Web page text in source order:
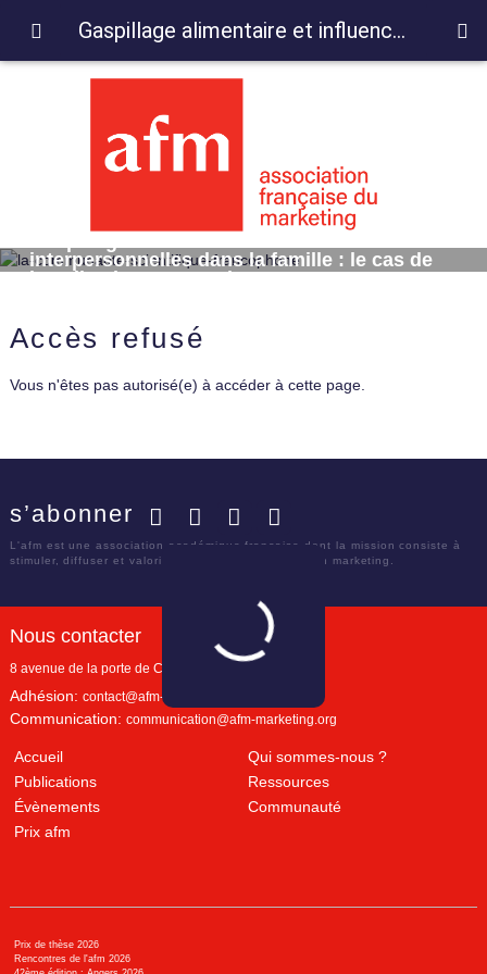
interpersonnelles dans la famille : le cas de
l'application too-good-to-go
Accès refusé
Vous n'êtes pas autorisé(e) à accéder à cette page.
s’abonner
L'afm est une association académique française dont la mission consiste à
stimuler, diffuser et valoriser le savoir scientifique en marketing.
Nous contacter
8 avenue de la porte de Champerret
Adhésion: contact@afm-marketing.org
Communication: communication@afm-marketing.org
Accueil
Qui sommes-nous ?
Publications
Ressources
Évènements
Communauté
Prix afm
Prix de thèse 2026
Rencontres de l'afm 2026
Gaspillage alimentaire et influences interpersonnelles dans la famille : le cas de l'application too-good-to-go